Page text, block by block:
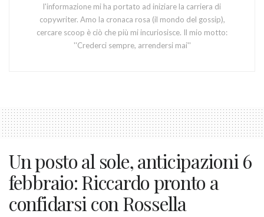
l'informazione mi ha portato ad iniziare la carriera di
copywriter. Amo la cronaca rosa (il mondo del gossip),
cercare scoop è ciò che più mi incuriosisce. Il mio motto:
''Crederci sempre, arrendersi mai''
Un posto al sole, anticipazioni 6
febbraio: Riccardo pronto a
confidarsi con Rossella